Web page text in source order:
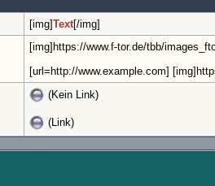
[img]Text[/img]
[img]https://www.f-tor.de/tbb/
[url=http://www.example.com]
(Kein Link)
(Link)